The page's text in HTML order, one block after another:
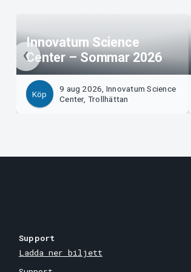
Innovatum Science
Center – Sommar 2026
Köp
9 aug 2026, Innovatum Science
Center, Trollhättan
Support
Ladda ner biljett